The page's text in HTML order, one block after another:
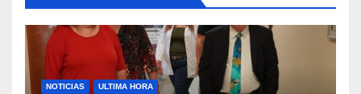
NOTICIAS ULTIMA HORA